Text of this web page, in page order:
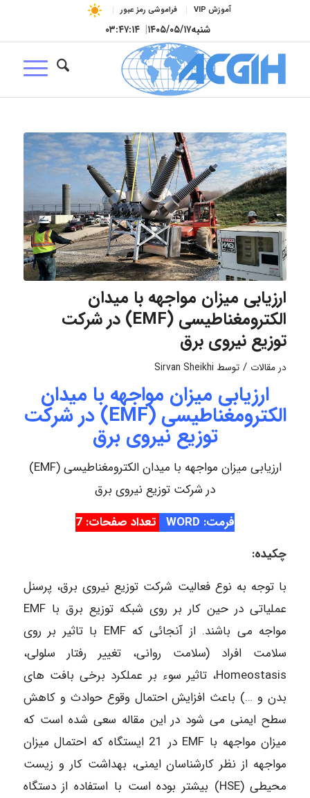
آموزش VIP فراموشی رمز عبور
شنبه۱۴۰۵/۰۵/۱۷| ۰۳:۴۷:۱۵
ارزیابی میزان مواجهه با میدان
الکترومغناطیسی (EMF) در شرکت
توزیع نیروی برق
در مقالات / توسط Sirvan Sheikhi
ارزیابی میزان مواجهه با میدان
الکترومغناطیسی (EMF) در شرکت
توزیع نیروی برق
ارزیابی میزان مواجهه با میدان الکترومغناطیسی (EMF)
در شرکت توزیع نیروی برق
فرمت: WORD
تعداد صفحات: 7
چکیده:
با توجه به نوع فعالیت شرکت توزیع نیروی برق، پرسنل
عملیاتی در حین کار بر روی شبکه توزیع برق با EMF
مواجه می باشند. از آنجائی که EMF با تاثیر بر روی
سلامت افراد (سلامت روانی، تغییر رفتار سلولی،
Homeostasis، تاثیر سوء بر عملکرد برخی بافت های
بدن و …) باعث افزایش احتمال وقوع حوادث و کاهش
سطح ایمنی می شود در این مقاله سعی شده است که
میزان مواجهه با EMF در 21 ایستگاه که احتمال میزان
مواجهه از نظر کارشناسان ایمنی، بهداشت کار و زیست
محیطی (HSE) بیشتر بوده است با استفاده از دستگاه